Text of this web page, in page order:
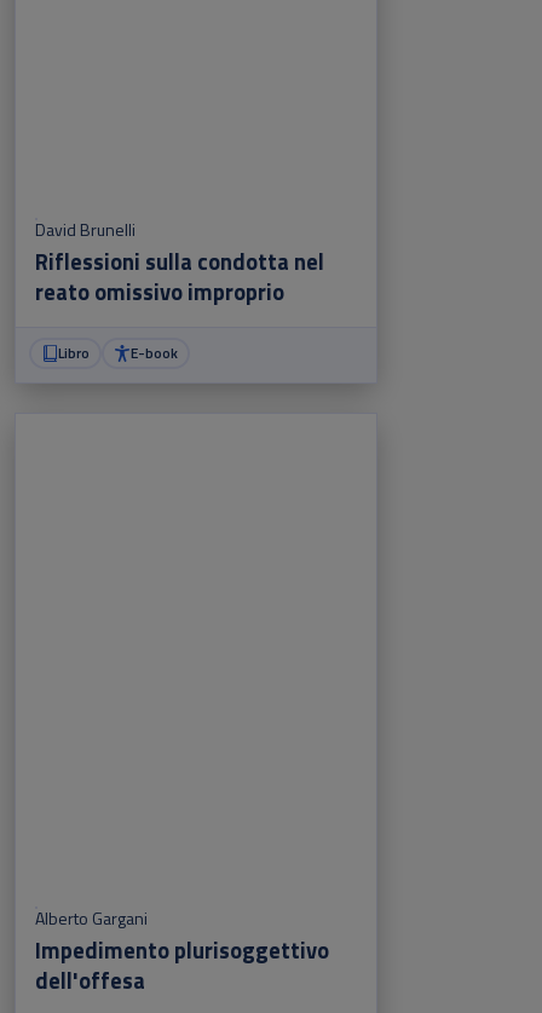
David Brunelli
Riflessioni sulla condotta nel
reato omissivo improprio
Libro E-book
Alberto Gargani
Impedimento plurisoggettivo
dell'offesa